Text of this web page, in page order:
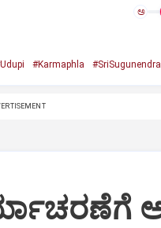
ಅ
#Karmaphla